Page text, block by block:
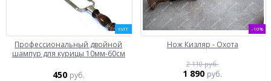
ХИТ
Профессиональный двойной
шампур для курицы 10мм-60см
450 руб.
-10%
Нож Кизляр - Охота
2 110 руб.
1 890 руб.